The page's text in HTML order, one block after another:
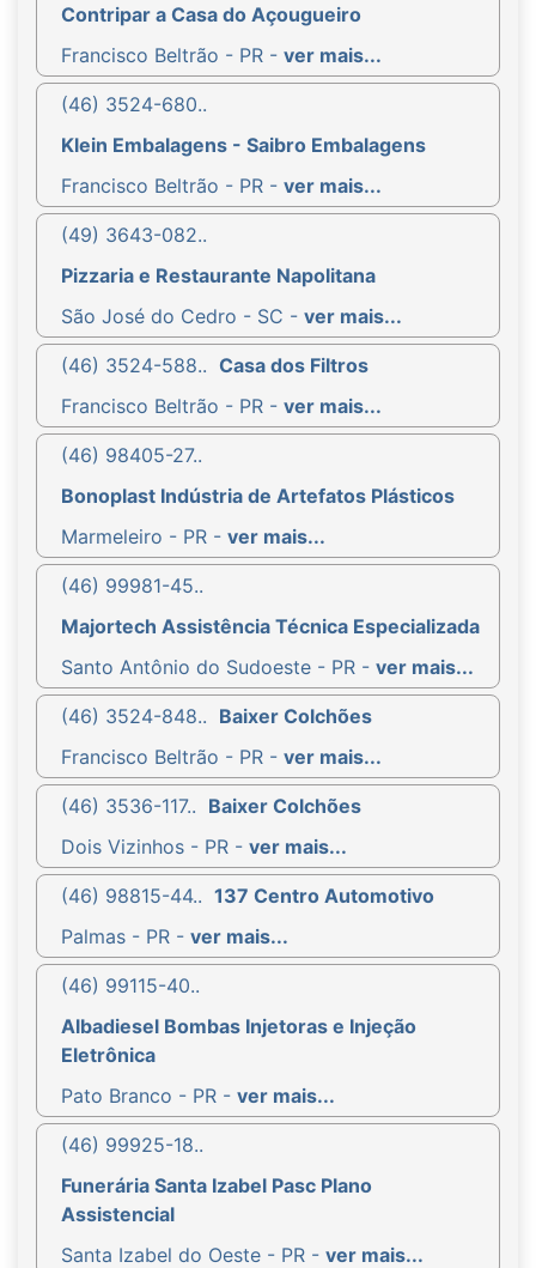
Contripar a Casa do Açougueiro
Francisco Beltrão - PR - ver mais...
(46) 3524-680..
Klein Embalagens - Saibro Embalagens
Francisco Beltrão - PR - ver mais...
(49) 3643-082..
Pizzaria e Restaurante Napolitana
São José do Cedro - SC - ver mais...
(46) 3524-588.. Casa dos Filtros
Francisco Beltrão - PR - ver mais...
(46) 98405-27..
Bonoplast Indústria de Artefatos Plásticos
Marmeleiro - PR - ver mais...
(46) 99981-45..
Majortech Assistência Técnica Especializada
Santo Antônio do Sudoeste - PR - ver mais...
(46) 3524-848.. Baixer Colchões
Francisco Beltrão - PR - ver mais...
(46) 3536-117.. Baixer Colchões
Dois Vizinhos - PR - ver mais...
(46) 98815-44.. 137 Centro Automotivo
Palmas - PR - ver mais...
(46) 99115-40..
Albadiesel Bombas Injetoras e Injeção
Eletrônica
Pato Branco - PR - ver mais...
(46) 99925-18..
Funerária Santa Izabel Pasc Plano
Assistencial
Santa Izabel do Oeste - PR - ver mais...